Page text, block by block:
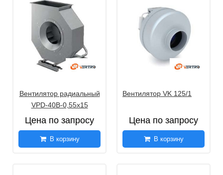
Вентилятор радиальный
VPD-40B-0,55х15
Цена по запросу
В корзину
Вентилятор VK 125/1
Цена по запросу
В корзину